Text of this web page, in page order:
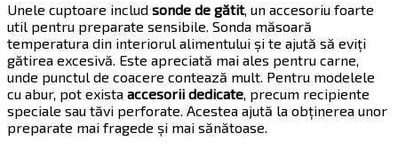
Unele cuptoare includ sonde de gătit, un accesoriu foarte
util pentru preparate sensibile. Sonda măsoară
temperatura din interiorul alimentului și te ajută să eviți
gătirea excesivă. Este apreciată mai ales pentru carne,
unde punctul de coacere contează mult. Pentru modelele
cu abur, pot exista accesorii dedicate, precum recipiente
speciale sau tăvi perforate. Acestea ajută la obținerea unor
preparate mai fragede și mai sănătoase.